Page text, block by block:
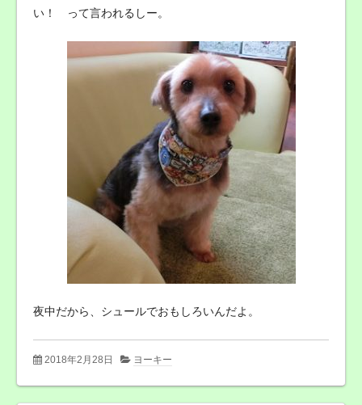
い！ って言われるしー。
夜中だから、シュールでおもしろいんだよ。
2018年2月28日 ヨーキー